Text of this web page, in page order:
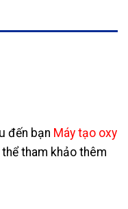
đến bạn Máy tạo oxy
tham khảo thêm